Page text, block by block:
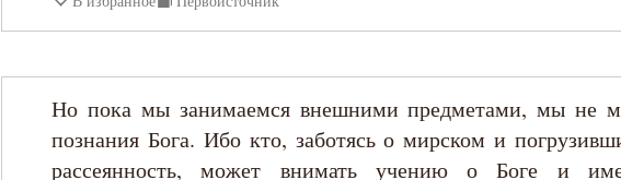
Кирилл Иерусалимский
Но пока мы занимаемся внешними предметами, мы не
познания Бога. Ибо кто, заботясь о мирском и
рассеянность, может внимать учению о Боге и